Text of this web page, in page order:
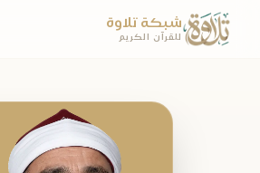
شبكة تلاوة
للقرآن الكريم